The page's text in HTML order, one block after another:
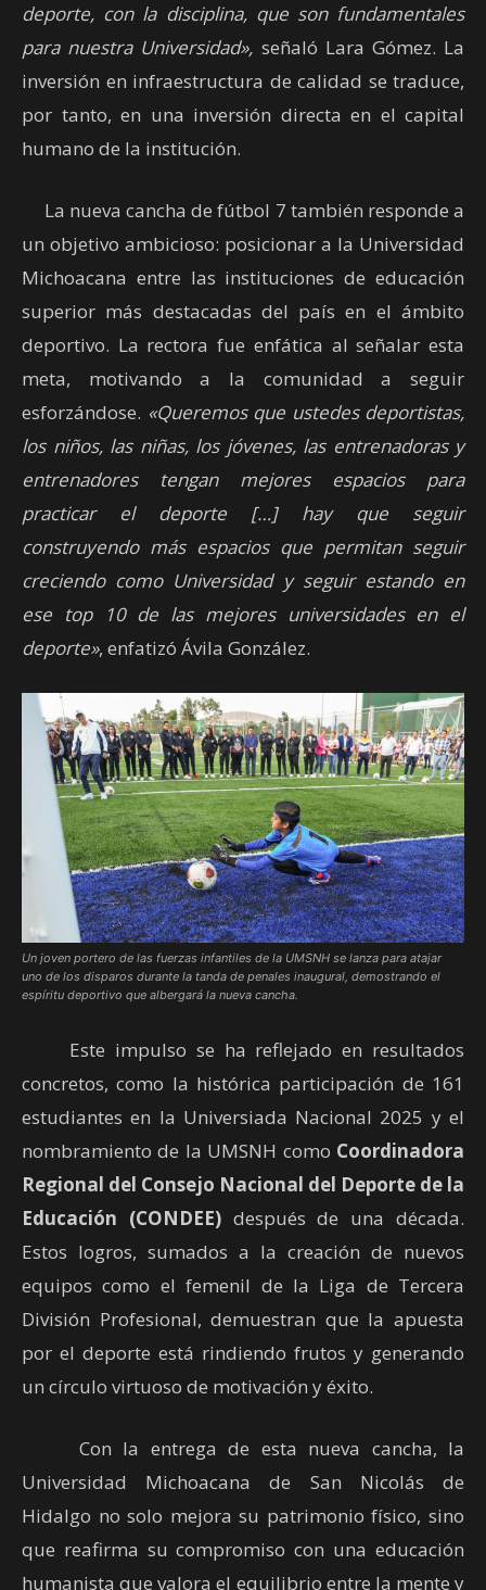
deporte, con la disciplina, que son fundamentales
para nuestra Universidad», señaló Lara Gómez. La
inversión en infraestructura de calidad se traduce,
por tanto, en una inversión directa en el capital
humano de la institución.
La nueva cancha de fútbol 7 también responde a
un objetivo ambicioso: posicionar a la Universidad
Michoacana entre las instituciones de educación
superior más destacadas del país en el ámbito
deportivo. La rectora fue enfática al señalar esta
meta, motivando a la comunidad a seguir
esforzándose. «Queremos que ustedes deportistas,
los niños, las niñas, los jóvenes, las entrenadoras y
entrenadores tengan mejores espacios para
practicar el deporte […] hay que seguir
construyendo más espacios que permitan seguir
creciendo como Universidad y seguir estando en
ese top 10 de las mejores universidades en el
deporte», enfatizó Ávila González.
Un joven portero de las fuerzas infantiles de la UMSNH se lanza para atajar
uno de los disparos durante la tanda de penales inaugural, demostrando el
espíritu deportivo que albergará la nueva cancha.
Este impulso se ha reflejado en resultados
concretos, como la histórica participación de 161
estudiantes en la Universiada Nacional 2025 y el
nombramiento de la UMSNH como Coordinadora
Regional del Consejo Nacional del Deporte de la
Educación (CONDEE)después de una década.
Estos logros, sumados a la creación de nuevos
equipos como el femenil de la Liga de Tercera
División Profesional, demuestran que la apuesta
por el deporte está rindiendo frutos y generando
un círculo virtuoso de motivación y éxito.
Con la entrega de esta nueva cancha, la
Universidad Michoacana de San Nicolás de
Hidalgo no solo mejora su patrimonio físico, sino
que reafirma su compromiso con una educación
humanista que valora el equilibrio entre la mente y